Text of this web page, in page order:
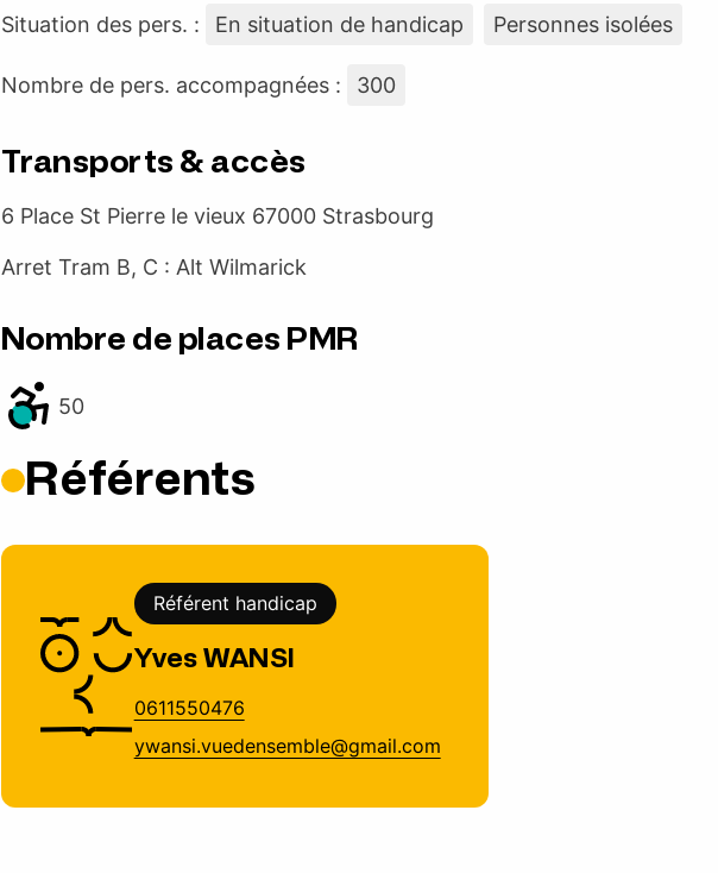
Situation des pers. : En situation de handicap Personnes isolées
Nombre de pers. accompagnées : 300
Transports & accès
6 Place St Pierre le vieux 67000 Strasbourg
Arret Tram B, C : Alt Wilmarick
Nombre de places PMR
50
Référents
Référent handicap
Yves WANSI
0611550476
ywansi.vuedensemble@gmail.com